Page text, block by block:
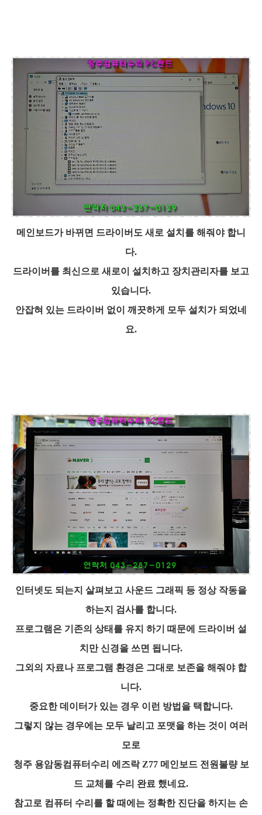
메인보드가 바뀌면 드라이버도 새로 설치를 해줘야 합니
다.
드라이버를 최신으로 새로이 설치하고 장치관리자를 보고
있습니다.
안잡혀 있는 드라이버 없이 깨끗하게 모두 설치가 되었네
요.
인터넷도 되는지 살펴보고 사운드 그래픽 등 정상 작동을
하는지 검사를 합니다.
프로그램은 기존의 상태를 유지 하기 때문에 드라이버 설
치만 신경을 쓰면 됩니다.
그외의 자료나 프로그램 환경은 그대로 보존을 해줘야 합
니다.
중요한 데이터가 있는 경우 이런 방법을 택합니다.
그렇지 않는 경우에는 모두 날리고 포맷을 하는 것이 여러
모로
청주 용암동컴퓨터수리 에즈락 Z77 메인보드 전원불량 보
드 교체를 수리 완료 했네요.
참고로 컴퓨터 수리를 할 때에는 정확한 진단을 하지는 손